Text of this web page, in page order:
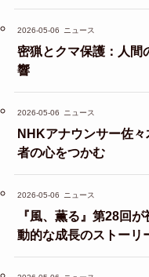
2026-05-06 ニュース
密猟とクマ保護：人間
響
2026-05-06 ニュース
NHKアナウンサー佐
者の心をつかむ
2026-05-06 ニュース
『風、薫る』第28回
動的な成長のストーリ